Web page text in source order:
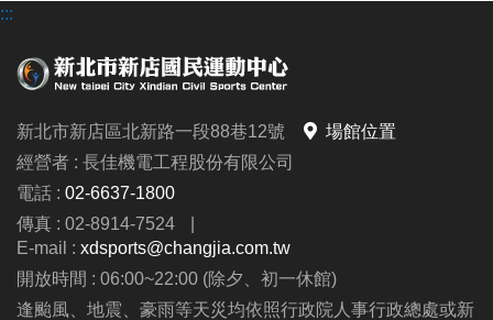
2026/6/24 (三) ~ 6/30 (二) 6:00~21:00止
請得獎人攜帶本活動月卡及身分證，於期間內至中心
三樓櫃台簽收領獎；如逾期未領取獎項，則視同放棄
項之權利。
►本中心保有最終修改、活動解釋及取消本活動之權
利；參加者於參加活動同時，即同意接受並遵守此活
動辦法與注意事項等規範。
活動內容及注意事項等相關資訊，請詳閱活動海報 。
:::
新北市新店區北新路一段88巷12號
場館位置
經營者 : 長佳機電工程股份有限公司
電話 : 02-6637-1800
傳真 : 02-8914-7524
|
E-mail : xdsports@changjia.com.tw
開放時間 : 06:00~22:00 (除夕、初一休館)
逢颱風、地震、豪雨等天災均依照行政院人事行政總處或新